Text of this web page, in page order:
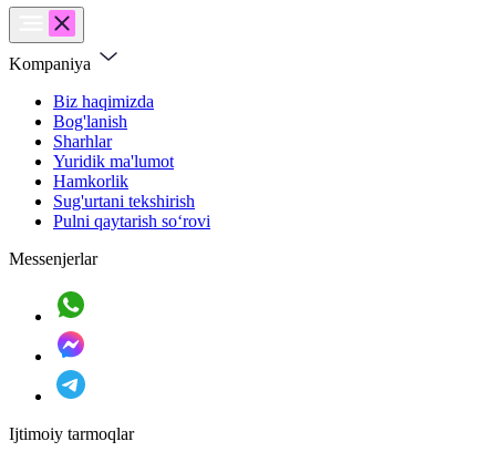
Kompaniya
Biz haqimizda
Bog'lanish
Sharhlar
Yuridik ma'lumot
Hamkorlik
Sug'urtani tekshirish
Pulni qaytarish soʻrovi
Messenjerlar
Ijtimoiy tarmoqlar